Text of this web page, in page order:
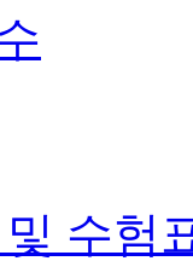
수험